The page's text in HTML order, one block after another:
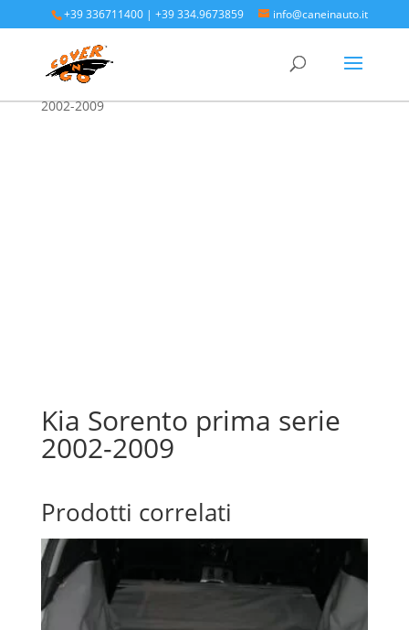
+39 336711400 |+39 334.9673859 info@caneinauto.it
Home/SALVA BAULE - Vasca Telo Copribaule
Auto/SALVA BAULE KIA
2002-2009
Kia Sorento prima serie
2002-2009
Prodotti correlati